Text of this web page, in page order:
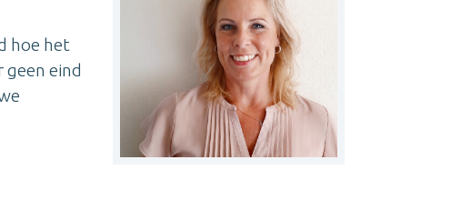
hoe het
geen eind